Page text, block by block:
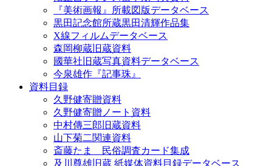
『美術画報』所載図版データベース
黒田記念館所蔵黒田清輝作品集
X線フィルムデータベース
森岡柳蔵旧蔵資料
國華社旧蔵写真資料データベース
今泉雄作『記事珠』
資料目録
久野健寄贈資料
久野健寄贈ノート資料
中村傳三郎旧蔵資料
山下菊二関連資料
斎藤たま 民俗調査カード集成
及川尊雄旧蔵 紙媒体資料目録データベース